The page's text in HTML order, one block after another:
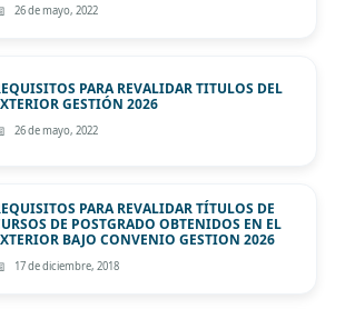
26 de mayo, 2022
PARA REVALIDAR TITULOS DEL
GESTIÓN 2026
26 de mayo, 2022
PARA REVALIDAR TÍTULOS DE
DE POSTGRADO OBTENIDOS EN EL
BAJO CONVENIO GESTION 2026
17 de diciembre, 2018